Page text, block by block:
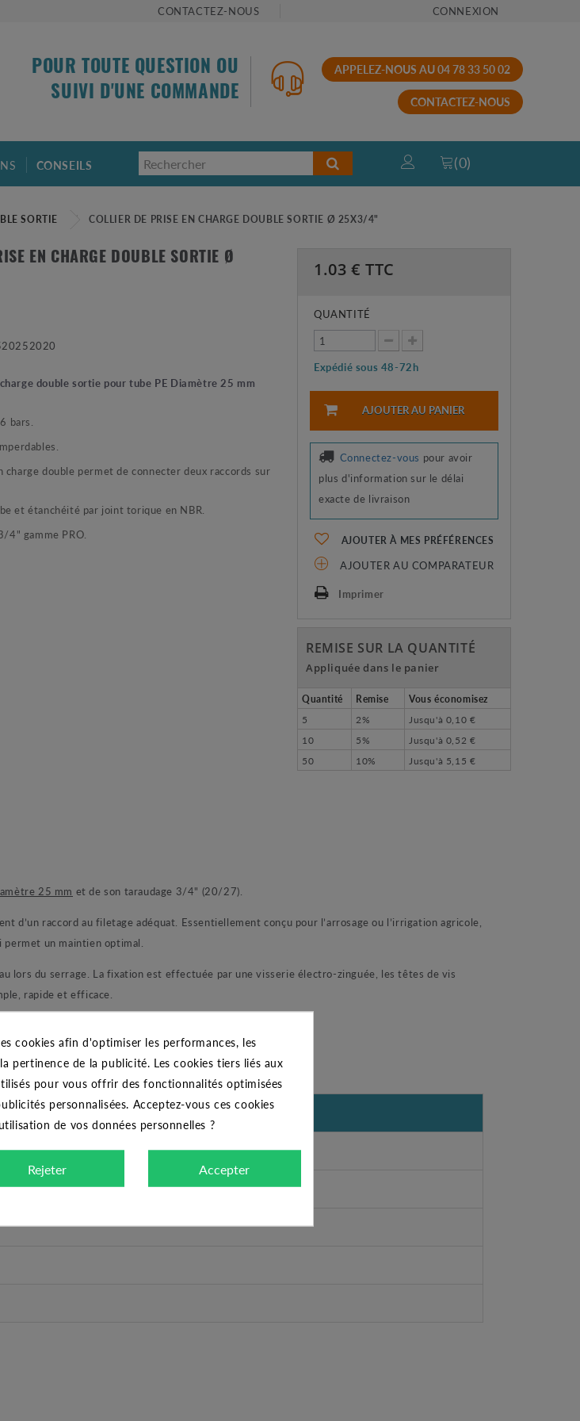
CONTACTEZ-NOUS CONNEXION
POUR TOUTE QUESTION OU
SUIVI D'UNE COMMANDE
APPELEZ-NOUS AU 04 78 33 50 02
CONTACTEZ-NOUS
CONSEILS (0)
SORTIE COLLIER DE PRISE EN CHARGE DOUBLE SORTIE Ø 25X3/4"
EN CHARGE DOUBLE SORTIE Ø
double sortie pour tube PE Diamètre 25 mm
bars.
charge double permet de connecter deux raccords sur
et étanchéité par joint torique en NBR.
4" gamme PRO.
1.03 € TTC
QUANTITÉ
Expédié sous 48-72h
AJOUTER AU PANIER
Connectez-vous pour avoir
plus d'information sur le délai
exacte de livraison
AJOUTER À MES PRÉFÉRENCES
AJOUTER AU COMPARATEUR
Imprimer
REMISE SUR LA QUANTITÉ
Appliquée dans le panier
Quantité Remise
Vous économisez
5
2% Jusqu'à 0,10 €
10
5% Jusqu'à 0,52 €
50
10% Jusqu'à 5,15 €
25 mm et de son taraudage 3/4" (20/27).
d’un raccord au filetage adéquat. Essentiellement conçu pour l’arrosage ou l’irrigation agricole,
un maintien optimal.
lors du serrage. La fixation est effectuée par une visserie électro-zinguée, les têtes de vis
rapide et efficace.
maximum.
GÉNÉRALES
double sortie Ø 25x3/4"
cookies afin d'optimiser les performances, les
pertinence de la publicité. Les cookies tiers liés aux
pour vous offrir des fonctionnalités optimisées
personnalisées. Acceptez-vous ces cookies
de vos données personnelles ?
Rejeter Accepter